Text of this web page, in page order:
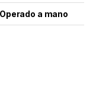
Operado a mano